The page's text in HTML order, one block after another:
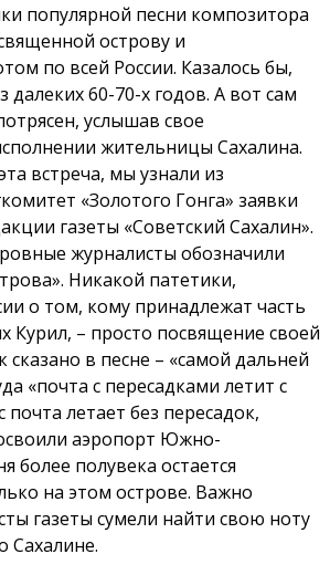
популярной песни композитора
острову и
по всей России. Казалось бы,
далеких 60-70-х годов. А вот сам
услышав свое
жительницы Сахалина.
встреча, мы узнали из
«Золотого Гонга» заявки
газеты «Советский Сахалин».
журналисты обозначили
Никакой патетики,
о том, кому принадлежат часть
Курил, – просто посвящение своей
сказано в песне – «самой дальней
«почта с пересадками летит с
почта летает без пересадок,
аэропорт Южно-
более полувека остается
на этом острове. Важно
газеты сумели найти свою ноту
Сахалине.